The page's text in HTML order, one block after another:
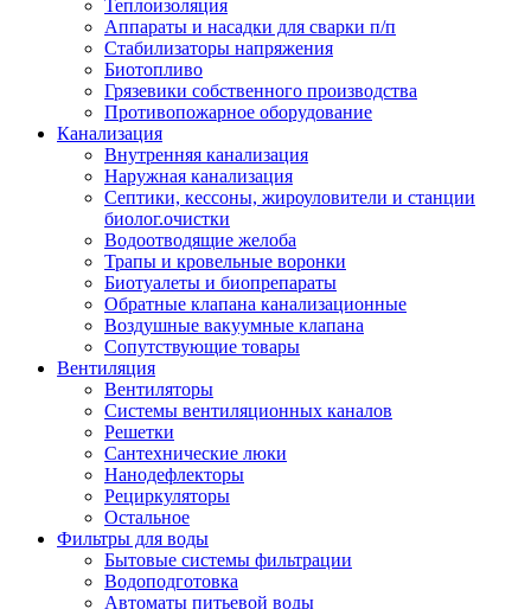
Теплоизоляция
Аппараты и насадки для сварки п/п
Стабилизаторы напряжения
Биотопливо
Грязевики собственного производства
Противопожарное оборудование
Канализация
Внутренняя канализация
Наружная канализация
Септики, кессоны, жироуловители и станции
биолог.очистки
Водоотводящие желоба
Трапы и кровельные воронки
Биотуалеты и биопрепараты
Обратные клапана канализационные
Воздушные вакуумные клапана
Сопутствующие товары
Вентиляция
Вентиляторы
Системы вентиляционных каналов
Решетки
Сантехнические люки
Нанодефлекторы
Рециркуляторы
Остальное
Фильтры для воды
Бытовые системы фильтрации
Водоподготовка
Автоматы питьевой воды